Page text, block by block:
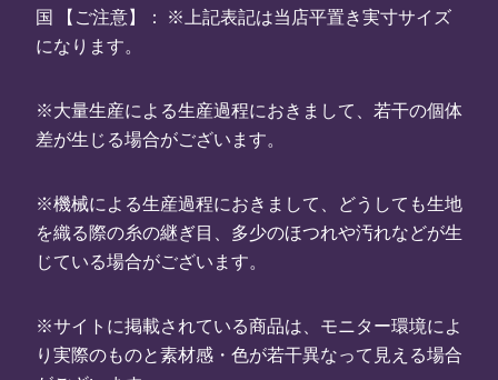
国 【ご注意】： ※上記表記は当店平置き実寸サイズ
になります。
※大量生産による生産過程におきまして、若干の個体
差が生じる場合がございます。
※機械による生産過程におきまして、どうしても生地
を織る際の糸の継ぎ目、多少のほつれや汚れなどが生
じている場合がございます。
※サイトに掲載されている商品は、モニター環境によ
り実際のものと素材感・色が若干異なって見える場合